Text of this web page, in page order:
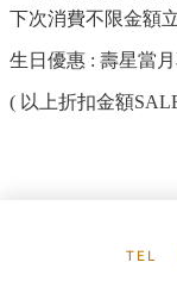
下次消費不限金額
生日優惠 : 壽星當
( 以上折扣金額
TEL